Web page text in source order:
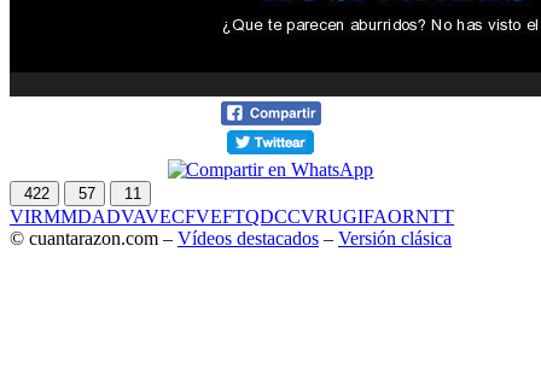
422 57 11
VIRMMDADVAVECFVEFTQDCCVRUGIFAORNTT
© cuantarazon.com – Vídeos destacados – Versión clásica